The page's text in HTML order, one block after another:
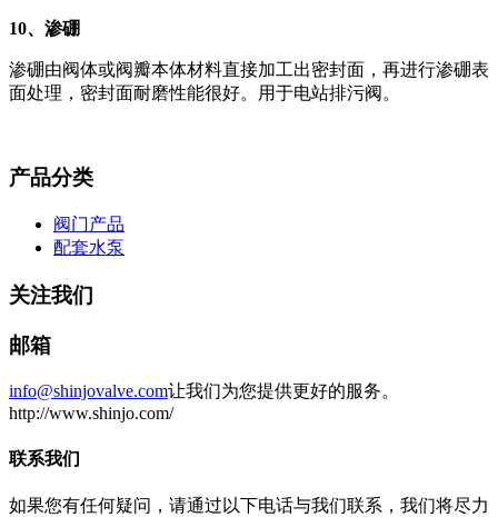
10、渗硼
渗硼由阀体或阀瓣本体材料直接加工出密封面，再进行渗硼表
面处理，密封面耐磨性能很好。用于电站排污阀。
产品分类
阀门产品
配套水泵
关注我们
邮箱
info@shinjovalve.com让我们为您提供更好的服务。
http://www.shinjo.com/
联系我们
如果您有任何疑问，请通过以下电话与我们联系，我们将尽力